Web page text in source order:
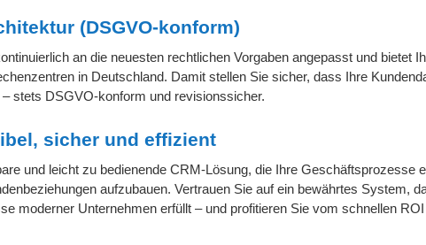
(DSGVO-konform)
an die neuesten rechtlichen Vorgaben angepasst und bietet
in Deutschland. Damit stellen Sie sicher, dass Ihre
stets DSGVO-konform und revisionssicher.
sicher und effizient
und leicht zu bedienende CRM-Lösung, die Ihre Geschäftsprozesse
aufzubauen. Vertrauen Sie auf ein bewährtes System,
moderner Unternehmen erfüllt – und profitieren Sie vom schnellen